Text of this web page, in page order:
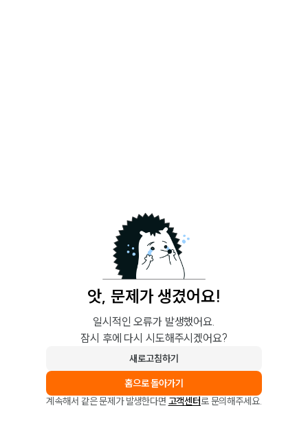
앗, 문제가 생겼어요!
일시적인 오류가 발생했어요.
잠시 후에 다시 시도해주시겠어요?
새로고침하기
홈으로 돌아가기
계속해서 같은 문제가 발생한다면 고객센터로 문의해주세요.